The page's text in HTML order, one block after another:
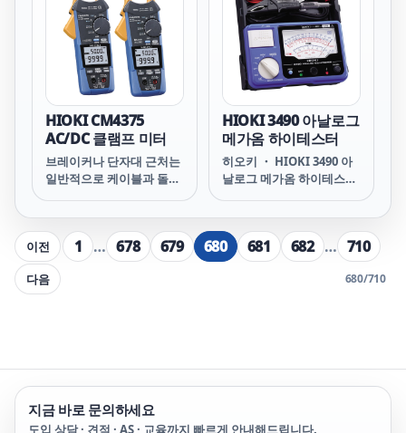
HIOKI CM4375
AC/DC 클램프 미터
브레이커나 단자대 근처는
일반적으로 케이블과 돌기
는 이러한 한정된 공간에도
넣기 쉬운 형태로 되어 있
습니다.
HIOKI 3490 아날로그
메가옴 하이테스터
히오키 ・ HIOKI 3490 아
날로그 메가옴 하이테스터
품번호 (발주 코드) 3490
L9787 부속
이전 1 … 678 679 680 681 682 … 710
다음 680/710
지금 바로 문의하세요
도입 상담 · 견적 · AS · 교육까지 빠르게 안내해드립니다.